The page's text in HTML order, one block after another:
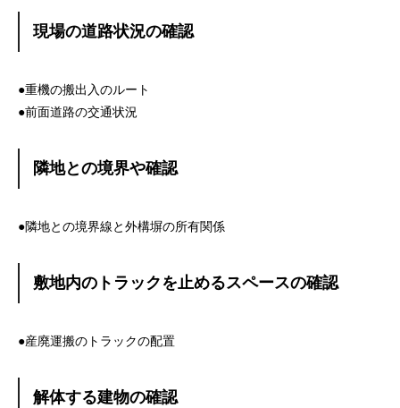
現場の道路状況の確認
●重機の搬出入のルート
●前面道路の交通状況
隣地との境界や確認
●隣地との境界線と外構塀の所有関係
敷地内のトラックを止めるスペースの確認
●産廃運搬のトラックの配置
解体する建物の確認